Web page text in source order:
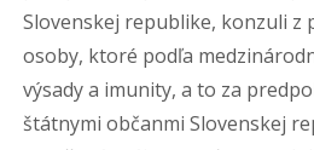
Slovenskej republike, konzuli z
osoby, ktoré podľa
výsady a imunity, a to za
štátnymi občanmi Slovenskej